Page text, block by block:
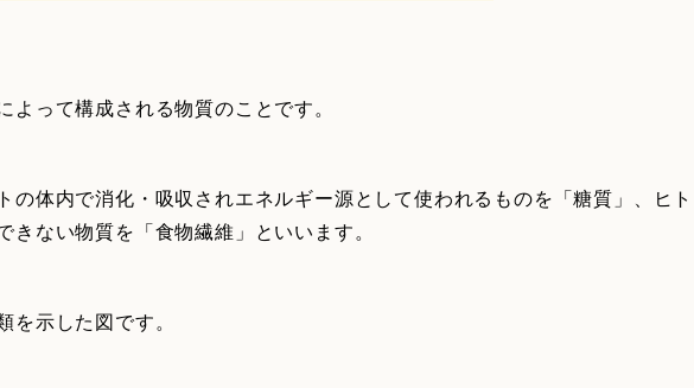
よって構成される物質のことです。
の体内で消化・吸収されエネルギー源として使われるものを「糖質」、ヒト
きない物質を「食物繊維」といいます。
を示した図です。